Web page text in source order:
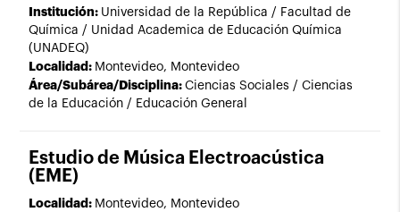
Institución: Universidad de la República / Facultad de
Química / Unidad Academica de Educación Química
(UNADEQ)
Localidad: Montevideo, Montevideo
Área/Subárea/Disciplina:Ciencias Sociales / Ciencias
de la Educación / Educación General
Estudio de Música Electroacústica
(EME)
Localidad: Montevideo, Montevideo